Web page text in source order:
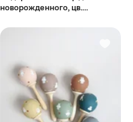
новорожденного, цв.